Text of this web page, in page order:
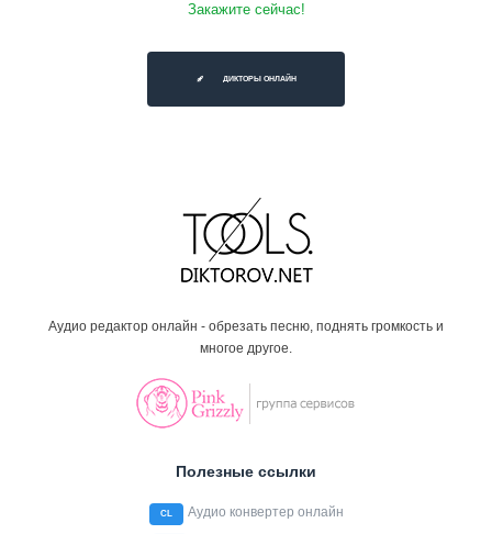
Закажите сейчас!
ДИКТОРЫ ОНЛАЙН
Аудио редактор онлайн - обрезать песню, поднять громкость и
многое другое.
Полезные ссылки
CL Аудио конвертер онлайн